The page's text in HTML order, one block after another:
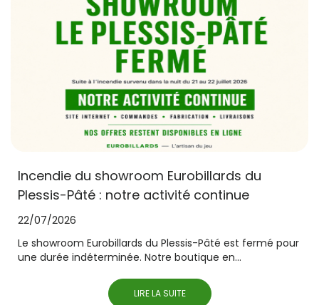
Incendie du showroom Eurobillards du
Plessis-Pâté : notre activité continue
22/07/2026
Le showroom Eurobillards du Plessis-Pâté est fermé pour
une durée indéterminée. Notre boutique en...
LIRE LA SUITE